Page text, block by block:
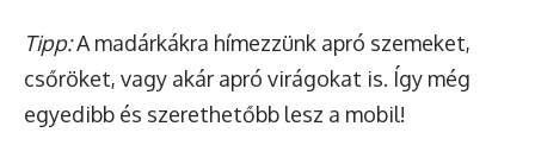
Tipp:A madárkákra hímezzünk apró szemeket,
csőröket, vagy akár apró virágokat is. Így még
egyedibb és szerethetőbb lesz a mobil!